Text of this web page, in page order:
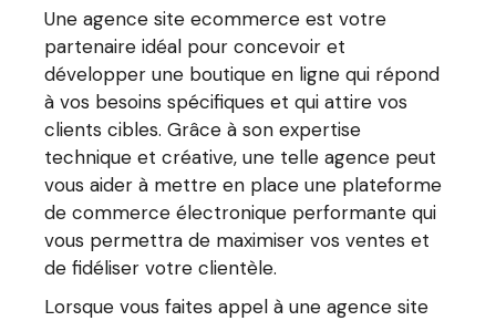
Une agence site ecommerce est votre
partenaire idéal pour concevoir et
développer une boutique en ligne qui répond
à vos besoins spécifiques et qui attire vos
clients cibles. Grâce à son expertise
technique et créative, une telle agence peut
vous aider à mettre en place une plateforme
de commerce électronique performante qui
vous permettra de maximiser vos ventes et
de fidéliser votre clientèle.
Lorsque vous faites appel à une agence site